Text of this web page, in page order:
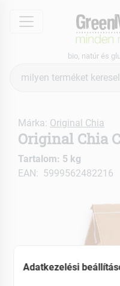
menu
bio, natúr és
keresés
Márka: Original Chia
Original Chia
Tartalom: 5 kg
EAN: 5999562482216
Adatkezelési